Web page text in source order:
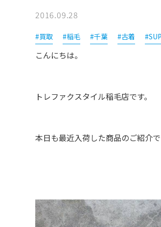
2016.09.28
#買取 #稲毛 #千葉 #古着
こんにちは。
トレファクスタイル稲毛店です。
本日も最近入荷した商品のご紹介で